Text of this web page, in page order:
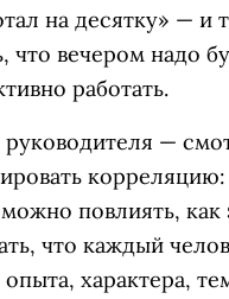
на десятку» — и
что вечером надо
работать.
руководителя —
повлиять, как
что каждый
опыта, характера,